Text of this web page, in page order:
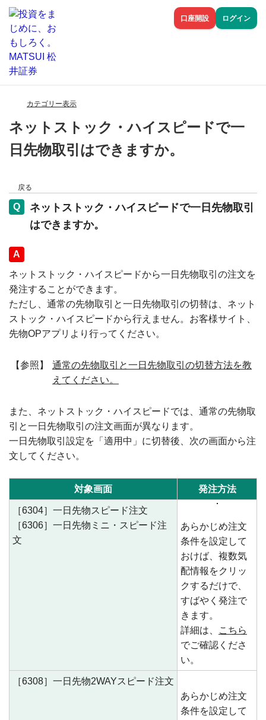
口座開設 ログイン
カテゴリー表示
ネットストック・ハイスピードで一
日先物取引はできますか。
戻る
ネットストック・ハイスピードで一日先物取引
はできますか。
回答
ネットストック・ハイスピードから一日先物取引の注文を
発注することができます。
ただし、通常の先物取引と一日先物取引の切替は、ネット
ストック・ハイスピードから行えません。お客様サイト、
先物OPアプリより行ってください。
【参照】
通常の先物取引と一日先物取引の切替方法を教
えてください。
また、ネットストック・ハイスピードでは、通常の先物取
引と一日先物取引の注文画面が異なります。
一日先物取引設定を「適用中」に切替後、次の画面から注
文してください。
対象画面 発注方法
［6304］一日先物スピード注文
［6306］一日先物ミニ・スピード注
文
あらかじめ注文
条件を設定して
おけば、複数気
配情報をクリッ
クするだけで、
すばやく発注で
きます。
詳細は、
こちら
でご確認くださ
い。
［6308］一日先物2WAYスピード注文
あらかじめ注文
条件を設定して